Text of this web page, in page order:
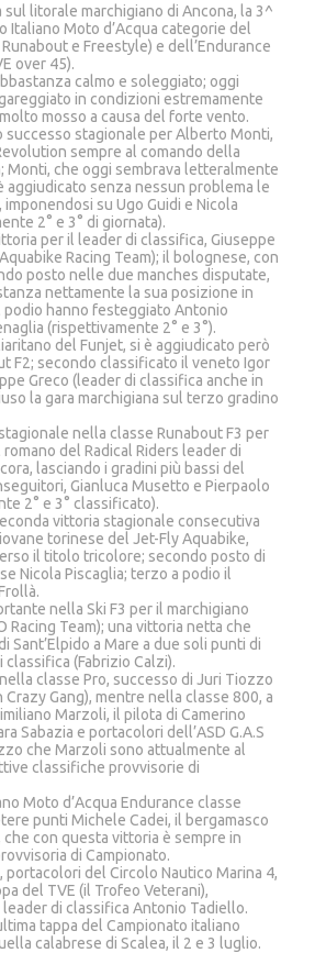
sul litorale marchigiano di Ancona, la 3^
Italiano Moto d’Acqua categorie del
e Freestyle) e dell’Endurance
over 45).
calmo e soleggiato; oggi
in condizioni estremamente
mosso a causa del forte vento.
successo stagionale per Alberto Monti,
sempre al comando della
Monti, che oggi sembrava letteralmente
aggiudicato senza nessun problema le
imponendosi su Ugo Guidi e Nicola
2° e 3° di giornata).
per il leader di classifica, Giuseppe
Racing Team); il bolognese, con
posto nelle due manches disputate,
nettamente la sua posizione in
podio hanno festeggiato Antonio
(rispettivamente 2° e 3°).
del Funjet, si è aggiudicato però
F2; secondo classificato il veneto Igor
Greco (leader di classifica anche in
la gara marchigiana sul terzo gradino
nella classe Runabout F3 per
del Radical Riders leader di
lasciando i gradini più bassi del
Gianluca Musetto e Pierpaolo
2° e 3° classificato).
vittoria stagionale consecutiva
torinese del Jet-Fly Aquabike,
il titolo tricolore; secondo posto di
Nicola Piscaglia; terzo a podio il
nella Ski F3 per il marchigiano
Racing Team); una vittoria netta che
Sant’Elpido a Mare a due soli punti di
(Fabrizio Calzi).
classe Pro, successo di Juri Tiozzo
Gang), mentre nella classe 800, a
Marzoli, il pilota di Camerino
Sabazia e portacolori dell’ASD G.A.S
che Marzoli sono attualmente al
classifiche provvisorie di
Moto d’Acqua Endurance classe
punti Michele Cadei, il bergamasco
con questa vittoria è sempre in
di Campionato.
portacolori del Circolo Nautico Marina 4,
del TVE (il Trofeo Veterani),
di classifica Antonio Tadiello.
tappa del Campionato italiano
calabrese di Scalea, il 2 e 3 luglio.